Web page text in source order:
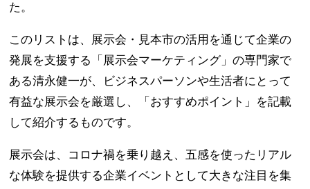
た。
このリストは、展示会・見本市の活用を通じて企業の
発展を支援する「展示会マーケティング」の専門家で
ある清永健一が、ビジネスパーソンや生活者にとって
有益な展示会を厳選し、「おすすめポイント」を記載
して紹介するものです。
展示会は、コロナ禍を乗り越え、五感を使ったリアル
な体験を提供する企業イベントとして大きな注目を集